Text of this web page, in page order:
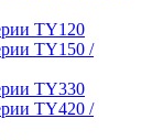
ТY120
ТY150 /
ТY330
ТY420 /